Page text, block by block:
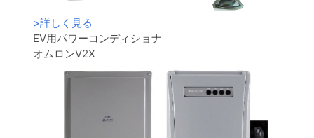
>詳しく見る
EV用パワーコンディショナ
オムロンV2X